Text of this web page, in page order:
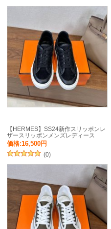
【HERMES】SS24新作スリッポンレ
ザースリッポンメンズレディース
価格:16,500円
(0)